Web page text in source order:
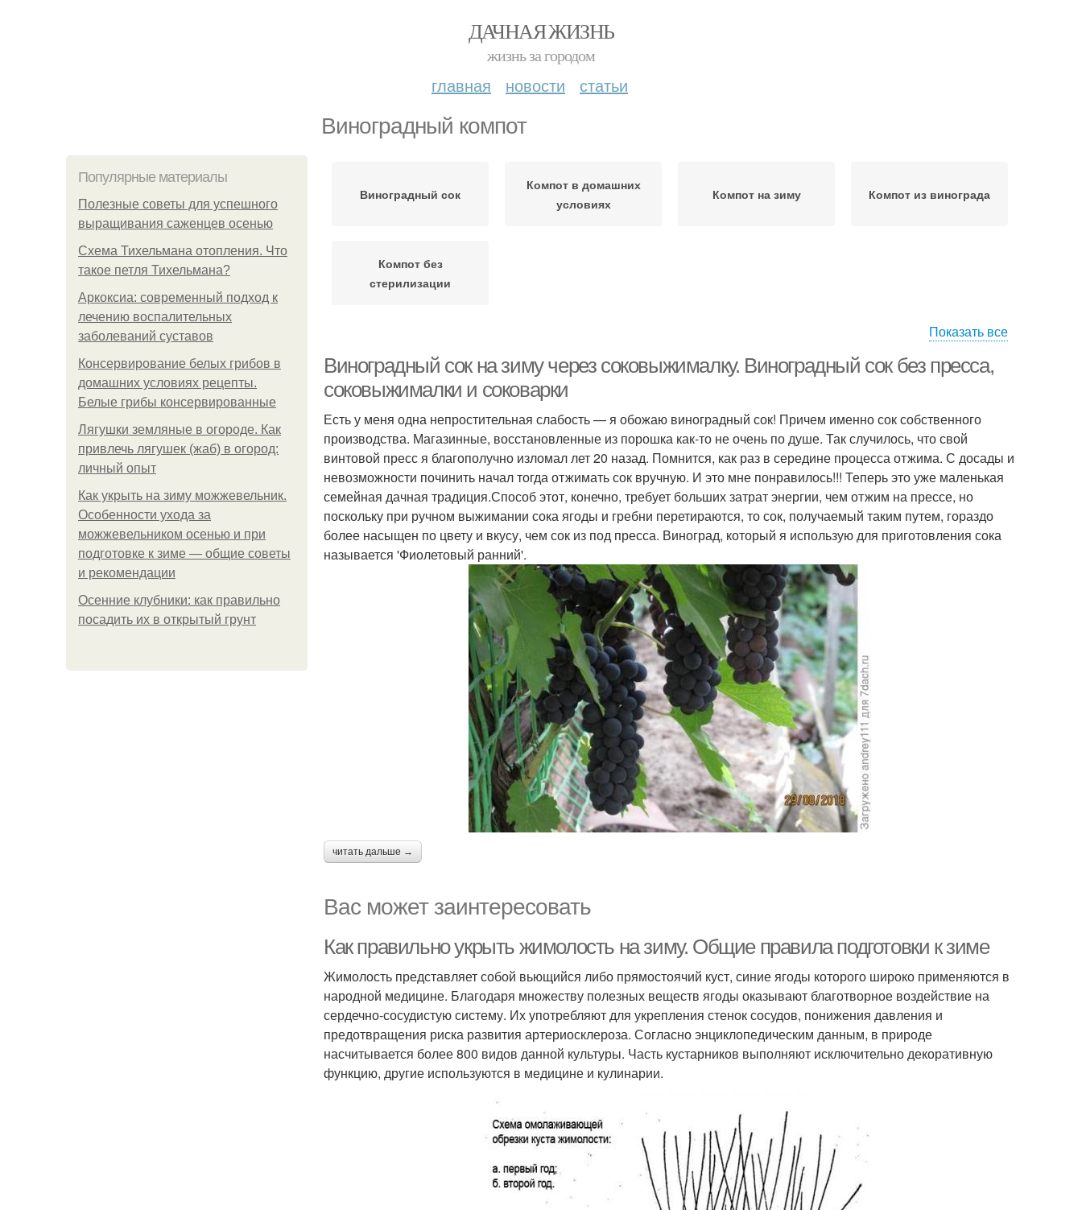
ДАЧНАЯ ЖИЗНЬ
жизнь за городом
главная новости статьи
Виноградный компот
Популярные материалы
Полезные советы для успешного
выращивания саженцев осенью
Схема Тихельмана отопления. Что
такое петля Тихельмана?
Аркоксиа: современный подход к
лечению воспалительных
заболеваний суставов
Консервирование белых грибов в
домашних условиях рецепты.
Белые грибы консервированные
Лягушки земляные в огороде. Как
привлечь лягушек (жаб) в огород:
личный опыт
Как укрыть на зиму можжевельник.
Особенности ухода за
можжевельником осенью и при
подготовке к зиме — общие советы
и рекомендации
Осенние клубники: как правильно
посадить их в открытый грунт
Виноградный сок
Компот в домашних
условиях
Компот на зиму Компот из винограда
Компот без
стерилизации
Показать все
Виноградный сок на зиму через соковыжималку. Виноградный сок без пресса,
соковыжималки и соковарки
Есть у меня одна непростительная слабость — я обожаю виноградный сок! Причем именно сок собственного
производства. Магазинные, восстановленные из порошка как-то не очень по душе. Так случилось, что свой
винтовой пресс я благополучно изломал лет 20 назад. Помнится, как раз в середине процесса отжима. С досады и
невозможности починить начал тогда отжимать сок вручную. И это мне понравилось!!! Теперь это уже маленькая
семейная дачная традиция.Способ этот, конечно, требует больших затрат энергии, чем отжим на прессе, но
поскольку при ручном выжимании сока ягоды и гребни перетираются, то сок, получаемый таким путем, гораздо
более насыщен по цвету и вкусу, чем сок из под пресса. Виноград, который я использую для приготовления сока
называется 'Фиолетовый ранний'.
читать дальше →
Вас может заинтересовать
Как правильно укрыть жимолость на зиму. Общие правила подготовки к зиме
Жимолость представляет собой вьющийся либо прямостоячий куст, синие ягоды которого широко применяются в
народной медицине. Благодаря множеству полезных веществ ягоды оказывают благотворное воздействие на
сердечно-сосудистую систему. Их употребляют для укрепления стенок сосудов, понижения давления и
предотвращения риска развития артериосклероза. Согласно энциклопедическим данным, в природе
насчитывается более 800 видов данной культуры. Часть кустарников выполняют исключительно декоративную
функцию, другие используются в медицине и кулинарии.